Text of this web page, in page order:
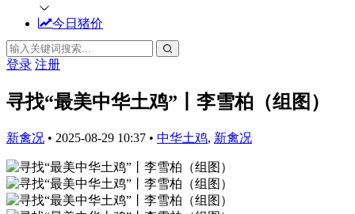
今日猪价
登录 注册
寻找“最美中华土鸡”丨李雪柏（组图）
新禽况 • 2025-08-29 10:37 • 中华土鸡, 新禽况